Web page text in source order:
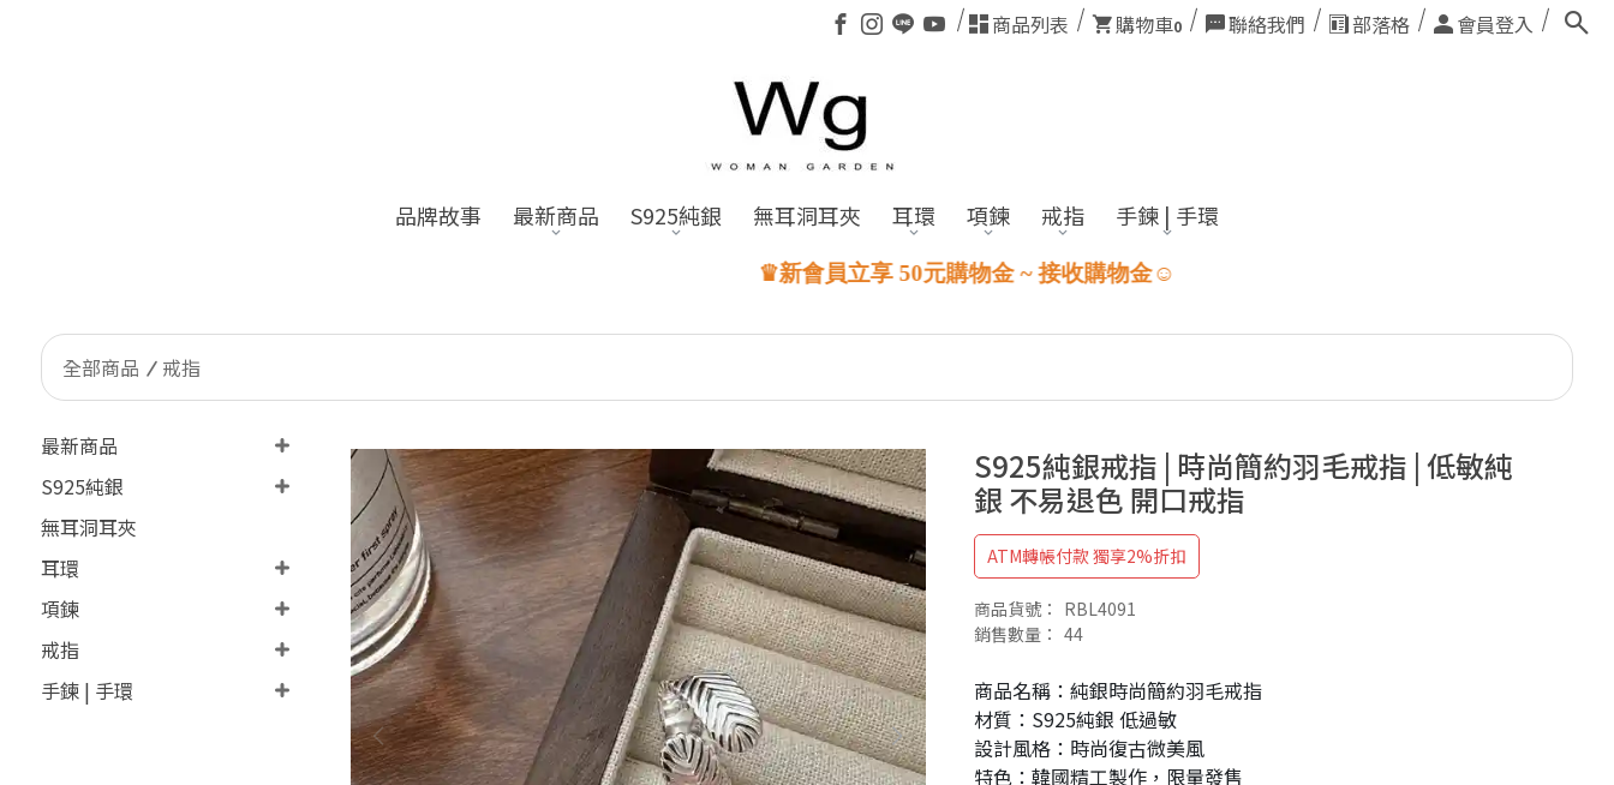
商品列表 購物車0 聯絡我們 部落格 會員登入
品牌故事 最新商品 S925純銀 無耳洞耳夾 耳環 項鍊 戒指 手鍊 | 手環
♛新會員立享 50元購物金 ~ 接收購物金☺
全部商品 戒指
最新商品
S925純銀
無耳洞耳夾
耳環
項鍊
戒指
手鍊 | 手環
S925純銀戒指 | 時尚簡約羽毛戒指 | 低敏純
銀 不易退色 開口戒指
ATM轉帳付款 獨享2%折扣
商品貨號： RBL4091
銷售數量： 44
商品名稱：純銀時尚簡約羽毛戒指
材質：S925純銀 低過敏
設計風格：時尚復古微美風
特色：韓國精工製作，限量發售